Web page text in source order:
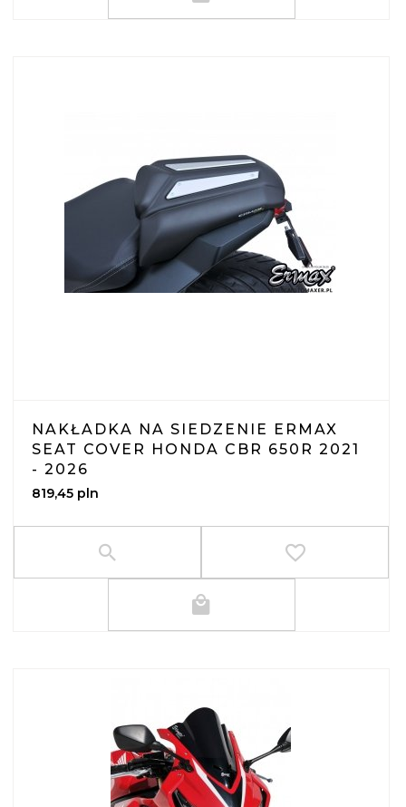
NAKŁADKA NA SIEDZENIE ERMAX
SEAT COVER HONDA CBR 650R 2021
- 2026
819,45 pln